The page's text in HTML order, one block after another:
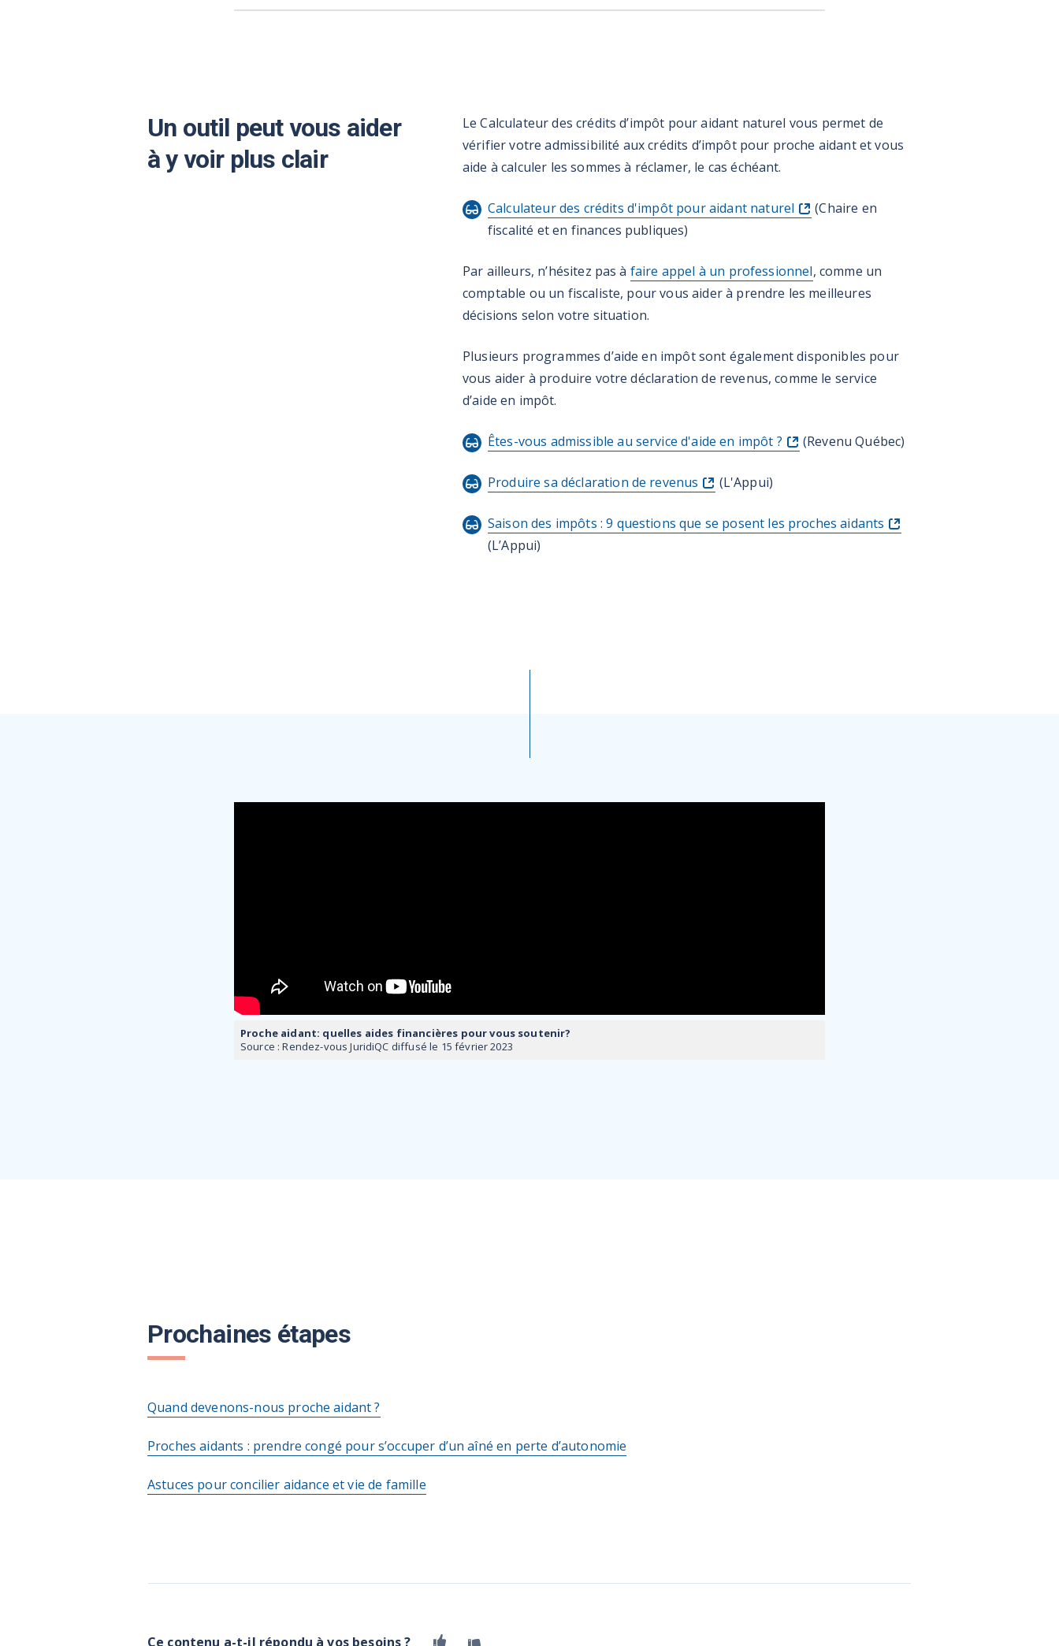
Un outil peut vous aider
à y voir plus clair
Le Calculateur des crédits d’impôt pour aidant naturel vous permet de
vérifier votre admissibilité aux crédits d’impôt pour proche aidant et vous
aide à calculer les sommes à réclamer, le cas échéant.
Calculateur des crédits d'impôt pour aidant naturel
(Chaire en
fiscalité et en finances publiques)
Par ailleurs, n’hésitez pas à faire appel à un professionnel, comme un
comptable ou un fiscaliste, pour vous aider à prendre les meilleures
décisions selon votre situation.
Plusieurs programmes d’aide en impôt sont également disponibles pour
vous aider à produire votre déclaration de revenus, comme le service
d’aide en impôt.
Êtes-vous admissible au service d'aide en impôt ? (Revenu Québec)
Produire sa déclaration de revenus (L'Appui)
Saison des impôts : 9 questions que se posent les proches aidants
(L’Appui)
Proche aidant: quelles aides financières pour vous soutenir?
Source : Rendez-vous JuridiQC diffusé le 15 février 2023
Prochaines étapes
Quand devenons-nous proche aidant ?
Proches aidants : prendre congé pour s’occuper d’un aîné en perte d’autonomie
Astuces pour concilier aidance et vie de famille
Ce contenu a-t-il répondu à vos besoins ?